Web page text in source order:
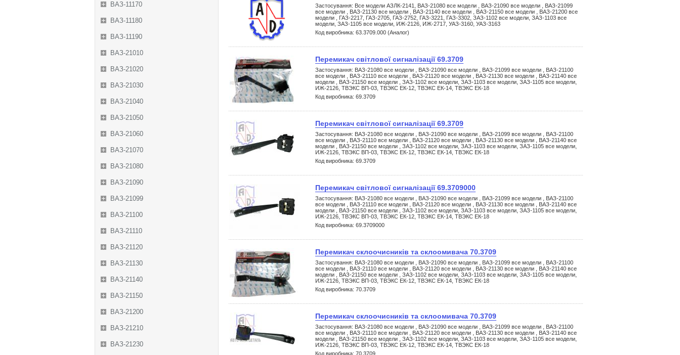
ВАЗ-11170
ВАЗ-11180
ВАЗ-11190
ВАЗ-21010
ВАЗ-21020
ВАЗ-21030
ВАЗ-21040
ВАЗ-21050
ВАЗ-21060
ВАЗ-21070
ВАЗ-21080
ВАЗ-21090
ВАЗ-21099
ВАЗ-21100
ВАЗ-21110
ВАЗ-21120
ВАЗ-21130
ВАЗ-21140
ВАЗ-21150
ВАЗ-21200
ВАЗ-21210
ВАЗ-21230
Застосування: Все модели АЗЛК-2141, ВАЗ-21080 все модели , ВАЗ-21090 все модели , ВАЗ-21099
все модели , ВАЗ-21130 все модели , ВАЗ-21140 все модели , ВАЗ-21150 все модели , ВАЗ-21200 все
модели , ГАЗ-2217, ГАЗ-2705, ГАЗ-2752, ГАЗ-3221, ГАЗ-3302, ЗАЗ-1102 все модели, ЗАЗ-1103 все
модели, ЗАЗ-1105 все модели, ИЖ-2126, ИЖ-2717, УАЗ-3160, УАЗ-3163
Код виробника: 63.3709.000 (Аналог)
Перемикач світлової сигналізації 69.3709
Застосування: ВАЗ-21080 все модели , ВАЗ-21090 все модели , ВАЗ-21099 все модели , ВАЗ-21100
все модели , ВАЗ-21110 все модели , ВАЗ-21120 все модели , ВАЗ-21130 все модели , ВАЗ-21140 все
модели , ВАЗ-21150 все модели , ЗАЗ-1102 все модели, ЗАЗ-1103 все модели, ЗАЗ-1105 все модели,
ИЖ-2126, ТВЭКС ВП-03, ТВЭКС ЕК-12, ТВЭКС ЕК-14, ТВЭКС ЕК-18
Код виробника: 69.3709
Перемикач світлової сигналізації 69.3709
Застосування: ВАЗ-21080 все модели , ВАЗ-21090 все модели , ВАЗ-21099 все модели , ВАЗ-21100
все модели , ВАЗ-21110 все модели , ВАЗ-21120 все модели , ВАЗ-21130 все модели , ВАЗ-21140 все
модели , ВАЗ-21150 все модели , ЗАЗ-1102 все модели, ЗАЗ-1103 все модели, ЗАЗ-1105 все модели,
ИЖ-2126, ТВЭКС ВП-03, ТВЭКС ЕК-12, ТВЭКС ЕК-14, ТВЭКС ЕК-18
Код виробника: 69.3709
Перемикач світлової сигналізації 69.3709000
Застосування: ВАЗ-21080 все модели , ВАЗ-21090 все модели , ВАЗ-21099 все модели , ВАЗ-21100
все модели , ВАЗ-21110 все модели , ВАЗ-21120 все модели , ВАЗ-21130 все модели , ВАЗ-21140 все
модели , ВАЗ-21150 все модели , ЗАЗ-1102 все модели, ЗАЗ-1103 все модели, ЗАЗ-1105 все модели,
ИЖ-2126, ТВЭКС ВП-03, ТВЭКС ЕК-12, ТВЭКС ЕК-14, ТВЭКС ЕК-18
Код виробника: 69.3709000
Перемикач склоочисників та склоомивача 70.3709
Застосування: ВАЗ-21080 все модели , ВАЗ-21090 все модели , ВАЗ-21099 все модели , ВАЗ-21100
все модели , ВАЗ-21110 все модели , ВАЗ-21120 все модели , ВАЗ-21130 все модели , ВАЗ-21140 все
модели , ВАЗ-21150 все модели , ЗАЗ-1102 все модели, ЗАЗ-1103 все модели, ЗАЗ-1105 все модели,
ИЖ-2126, ТВЭКС ВП-03, ТВЭКС ЕК-12, ТВЭКС ЕК-14, ТВЭКС ЕК-18
Код виробника: 70.3709
Перемикач склоочисників та склоомивача 70.3709
Застосування: ВАЗ-21080 все модели , ВАЗ-21090 все модели , ВАЗ-21099 все модели , ВАЗ-21100
все модели , ВАЗ-21110 все модели , ВАЗ-21120 все модели , ВАЗ-21130 все модели , ВАЗ-21140 все
модели , ВАЗ-21150 все модели , ЗАЗ-1102 все модели, ЗАЗ-1103 все модели, ЗАЗ-1105 все модели,
ИЖ-2126, ТВЭКС ВП-03, ТВЭКС ЕК-12, ТВЭКС ЕК-14, ТВЭКС ЕК-18
Код виробника: 70.3709